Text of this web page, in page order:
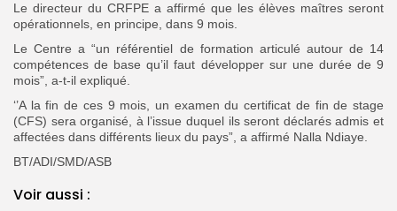
Le directeur du CRFPE a affirmé que les élèves maîtres seront
opérationnels, en principe, dans 9 mois.
Le Centre a “un référentiel de formation articulé autour de 14
compétences de base qu’il faut développer sur une durée de 9
mois”, a-t-il expliqué.
‘’A la fin de ces 9 mois, un examen du certificat de fin de stage
(CFS) sera organisé, à l’issue duquel ils seront déclarés admis et
affectées dans différents lieux du pays”, a affirmé Nalla Ndiaye.
BT/ADI/SMD/ASB
Voir aussi :